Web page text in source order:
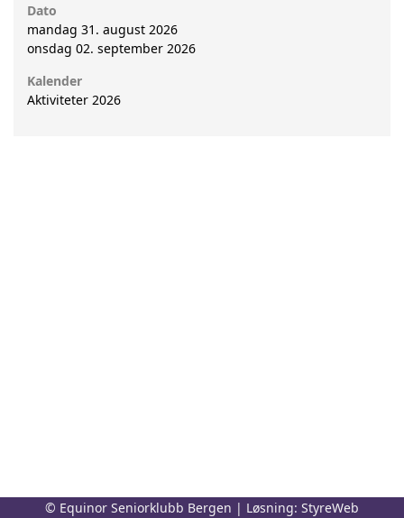
Dato
mandag 31. august 2026
onsdag 02. september 2026
Kalender
Aktiviteter 2026
© Equinor Seniorklubb Bergen | Løsning: StyreWeb